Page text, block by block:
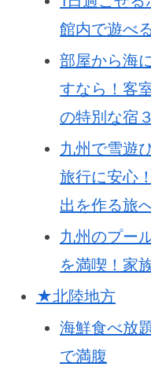
館内で遊べ
部屋から海
すなら！客
の特別な宿
九州で雪遊
旅行に安心
出を作る旅
九州のプー
を満喫！家
★北陸地方
海鮮食べ放
で満腹